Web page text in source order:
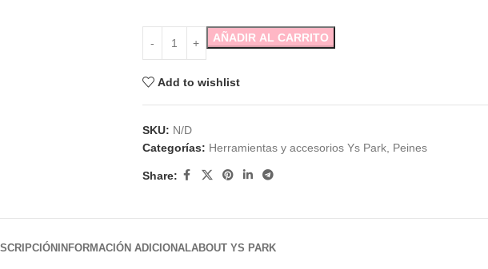
AÑADIR AL CARRITO
Add to wishlist
SKU: N/D
Categorías: Herramientas y accesorios Ys Park, Peines
Share:
INFORMACIÓN ADICIONALABOUT YS PARK